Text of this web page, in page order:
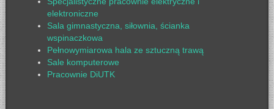
elektroniczne
Sala gimnastyczna, siłownia, ścianka
wspinaczkowa
Pełnowymiarowa hala ze sztuczną trawą
Sale komputerowe
Pracownie DiUTK